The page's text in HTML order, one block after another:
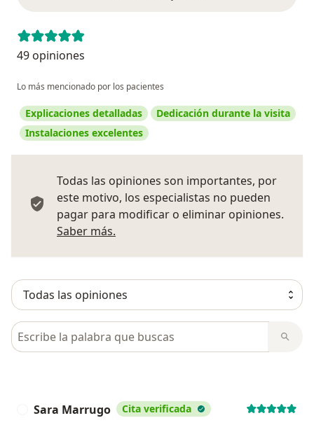
49 opiniones
Lo más mencionado por los pacientes
Explicaciones detalladas
Dedicación durante la visita
Instalaciones excelentes
Todas las opiniones son importantes, por
este motivo, los especialistas no pueden
pagar para modificar o eliminar opiniones.
Saber más.
Busca en opiniones
Sara Marrugo Cita verificada